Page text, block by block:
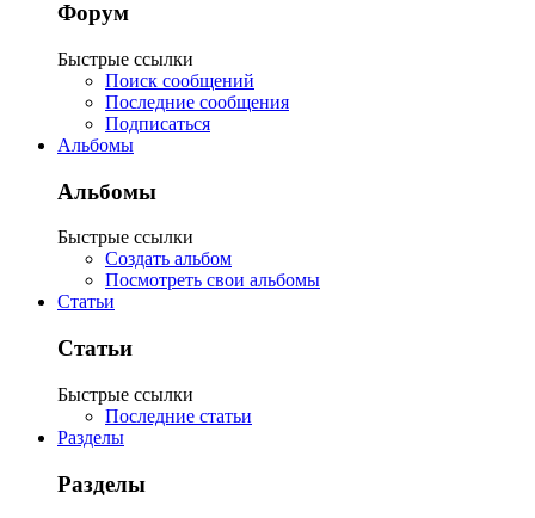
Форум
Быстрые ссылки
Поиск сообщений
Последние сообщения
Подписаться
Альбомы
Альбомы
Быстрые ссылки
Создать альбом
Посмотреть свои альбомы
Статьи
Статьи
Быстрые ссылки
Последние статьи
Разделы
Разделы